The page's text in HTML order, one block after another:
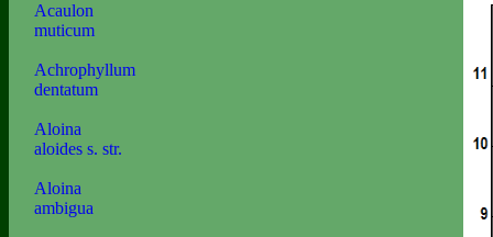
Acaulon
muticum
Achrophyllum
dentatum
Aloina
aloides s. str.
Aloina
ambigua